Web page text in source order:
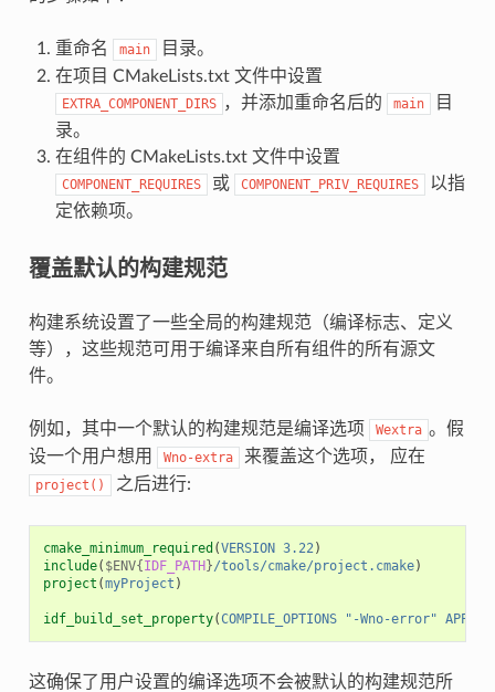
重命名 main
目录。
在项目 CMakeLists.txt 文件中设置
EXTRA_COMPONENT_DIRS ，并添加重命名后的 main
目
录。
在组件的 CMakeLists.txt 文件中设置
COMPONENT_REQUIRES 或 COMPONENT_PRIV_REQUIRES
以指
定依赖项。
覆盖默认的构建规范
构建系统设置了一些全局的构建规范（编译标志、定义
等），这些规范可用于编译来自所有组件的所有源文
件。
例如，其中一个默认的构建规范是编译选项 Wextra 。假
设一个用户想用
Wno-extra 来覆盖这个选项， 应在
project() 之后进行:
cmake_minimum_required (VERSION 3.22)
include( $ENV{IDF_PATH}/tools/cmake/project.cmake)
project (myProject )
idf_build_set_property(COMPILE_OPTIONS "-Wno-error" APPEND
这确保了用户设置的编译选项不会被默认的构建规范所